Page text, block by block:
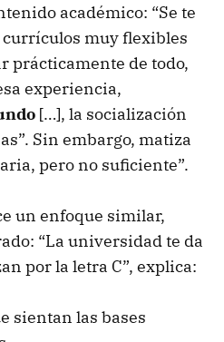
académico: “Se te
muy flexibles
prácticamente de todo,
experiencia,
[…], la socialización
Sin embargo, matiza
pero no suficiente”.
un enfoque similar,
“La universidad te da
por la letra C”, explica:
sientan las bases